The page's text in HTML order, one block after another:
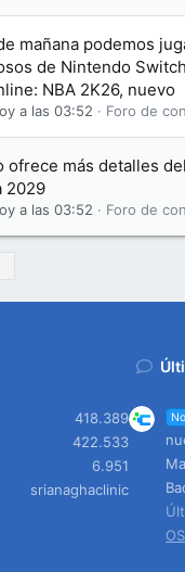
mañana podemos
de Nintendo
NBA 2K26, nuevo
a las 03:52 Foro de
ofrece más detalles
2029
a las 03:52 Foro de
418.389
422.533
6.951
srianaghaclinic